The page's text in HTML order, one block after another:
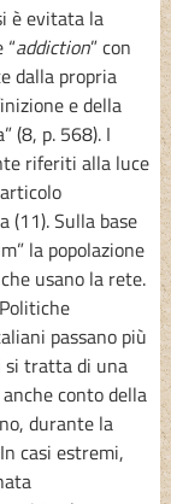
è evitata la
addiction” con
dalla propria
e della
(8, p. 568). I
riferiti alla luce
(11). Sulla base
la popolazione
usano la rete.
passano più
si tratta di una
conto della
durante la
casi estremi,